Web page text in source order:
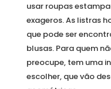
usar roupas
exageros. As listras
que pode ser
blusas. Para quem
preocupe, tem uma
escolher, que vão